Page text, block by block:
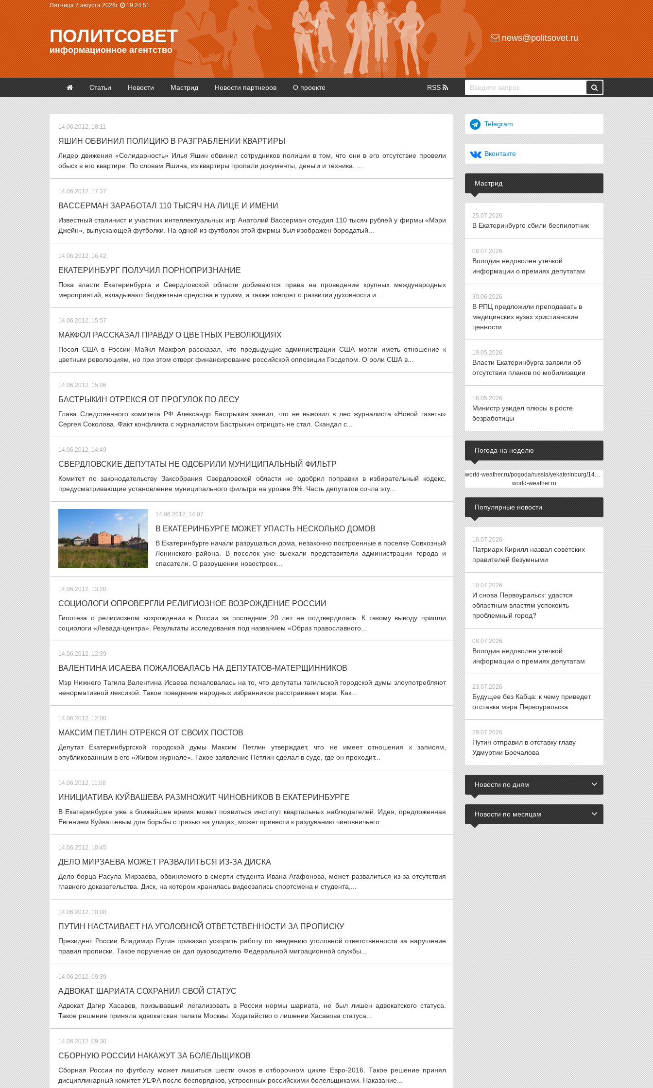
Пятница 7 августа 2026г. 19:24:51
ПОЛИТСОВЕТ
информационное агентство
news@politsovet.ru
Статьи Новости Мастрид Новости партнеров О проекте RSS
14.06.2012, 18:11
ЯШИН ОБВИНИЛ ПОЛИЦИЮ В РАЗГРАБЛЕНИИ КВАРТИРЫ
Лидер движения «Солидарность» Илья Яшин обвинил сотрудников полиции в том, что они в его отсутствие провели
обыск в его квартире. По словам Яшина, из квартиры пропали документы, деньги и техника. ...
14.06.2012, 17:37
ВАССЕРМАН ЗАРАБОТАЛ 110 ТЫСЯЧ НА ЛИЦЕ И ИМЕНИ
Известный сталинист и участник интеллектуальных игр Анатолий Вассерман отсудил 110 тысяч рублей у фирмы «Мэри
Джейн», выпускающей футболки. На одной из футболок этой фирмы был изображен бородатый...
14.06.2012, 16:42
ЕКАТЕРИНБУРГ ПОЛУЧИЛ ПОРНОПРИЗНАНИЕ
Пока власти Екатеринбурга и Свердловской области добиваются права на проведение крупных международных
мероприятий, вкладывают бюджетные средства в туризм, а также говорят о развитии духовности и...
14.06.2012, 15:57
МАКФОЛ РАССКАЗАЛ ПРАВДУ О ЦВЕТНЫХ РЕВОЛЮЦИЯХ
Посол США в России Майкл Макфол рассказал, что предыдущие администрации США могли иметь отношение к
цветным революциям, но при этом отверг финансирование российской оппозиции Госдепом. О роли США в...
14.06.2012, 15:06
БАСТРЫКИН ОТРЕКСЯ ОТ ПРОГУЛОК ПО ЛЕСУ
Глава Следственного комитета РФ Александр Бастрыкин заявил, что не вывозил в лес журналиста «Новой газеты»
Сергея Соколова. Факт конфликта с журналистом Бастрыкин отрицать не стал. Скандал с...
14.06.2012, 14:49
СВЕРДЛОВСКИЕ ДЕПУТАТЫ НЕ ОДОБРИЛИ МУНИЦИПАЛЬНЫЙ ФИЛЬТР
Комитет по законодательству Заксобрания Свердловской области не одобрил поправки в избирательный кодекс,
предусматривающие установление муниципального фильтра на уровне 9%. Часть депутатов сочла эту...
14.06.2012, 14:07
В ЕКАТЕРИНБУРГЕ МОЖЕТ УПАСТЬ НЕСКОЛЬКО ДОМОВ
В Екатеринбурге начали разрушаться дома, незаконно построенные в поселке Совхозный
Ленинского района. В поселок уже выехали представители администрации города и
спасатели. О разрушении новостроек...
14.06.2012, 13:20
СОЦИОЛОГИ ОПРОВЕРГЛИ РЕЛИГИОЗНОЕ ВОЗРОЖДЕНИЕ РОССИИ
Гипотеза о религиозном возрождении в России за последние 20 лет не подтвердилась. К такому выводу пришли
социологи «Левада-центра». Результаты исследования под названием «Образ православного...
14.06.2012, 12:39
ВАЛЕНТИНА ИСАЕВА ПОЖАЛОВАЛАСЬ НА ДЕПУТАТОВ-МАТЕРЩИННИКОВ
Мэр Нижнего Тагила Валентина Исаева пожаловалась на то, что депутаты тагильской городской думы злоупотребляют
ненормативной лексикой. Такое поведение народных избранников расстраивает мэра. Как...
14.06.2012, 12:00
МАКСИМ ПЕТЛИН ОТРЕКСЯ ОТ СВОИХ ПОСТОВ
Депутат Екатеринбургской городской думы Максим Петлин утверждает, что не имеет отношения к записям,
опубликованным в его «Живом журнале». Такое заявление Петлин сделал в суде, где он проходит...
14.06.2012, 11:08
ИНИЦИАТИВА КУЙВАШЕВА РАЗМНОЖИТ ЧИНОВНИКОВ В ЕКАТЕРИНБУРГЕ
В Екатеринбурге уже в ближайшее время может появиться институт квартальных наблюдателей. Идея, предложенная
Евгением Куйвашевым для борьбы с грязью на улицах, может привести к раздуванию чиновничьего...
14.06.2012, 10:45
ДЕЛО МИРЗАЕВА МОЖЕТ РАЗВАЛИТЬСЯ ИЗ-ЗА ДИСКА
Дело борца Расула Мирзаева, обвиняемого в смерти студента Ивана Агафонова, может развалиться из-за отсутствия
главного доказательства. Диск, на котором хранилась видеозапись спортсмена и студента,...
14.06.2012, 10:08
ПУТИН НАСТАИВАЕТ НА УГОЛОВНОЙ ОТВЕТСТВЕННОСТИ ЗА ПРОПИСКУ
Президент России Владимир Путин приказал ускорить работу по введению уголовной ответственности за нарушение
правил прописки. Такое поручение он дал руководителю Федеральной миграционной службы...
14.06.2012, 09:39
АДВОКАТ ШАРИАТА СОХРАНИЛ СВОЙ СТАТУС
Адвокат Дагир Хасавов, призывавший легализовать в России нормы шариата, не был лишен адвокатского статуса.
Такое решение приняла адвокатская палата Москвы. Ходатайство о лишении Хасавова статуса...
14.06.2012, 09:30
СБОРНУЮ РОССИИ НАКАЖУТ ЗА БОЛЕЛЬЩИКОВ
Сборная России по футболу может лишиться шести очков в отборочном цикле Евро-2016. Такое решение принял
дисциплинарный комитет УЕФА после беспорядков, устроенных российскими болельщиками. Наказание...
Telegram
Вконтакте
Мастрид
25.07.2026
В Екатеринбурге сбили беспилотник
08.07.2026
Володин недоволен утечкой
информации о премиях депутатам
30.06.2026
В РПЦ предложили преподавать в
медицинских вузах христианские
ценности
19.05.2026
Власти Екатеринбурга заявили об
отсутствии планов по мобилизации
18.05.2026
Министр увидел плюсы в росте
безработицы
Погода на неделю
world-weather.ru/pogoda/russia/yekaterinburg/14days/
world-weather.ru
Популярные новости
16.07.2026
Патриарх Кирилл назвал советских
правителей безумными
10.07.2026
И снова Первоуральск: удастся
областным властям успокоить
проблемный город?
08.07.2026
Володин недоволен утечкой
информации о премиях депутатам
23.07.2026
Будущее без Кабца: к чему приведет
отставка мэра Первоуральска
29.07.2026
Путин отправил в отставку главу
Удмуртии Бречалова
Новости по дням
Новости по месяцам